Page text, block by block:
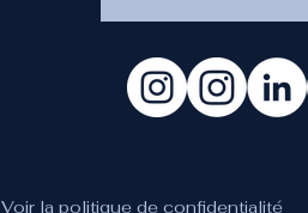
Voir la politique de confidentialité